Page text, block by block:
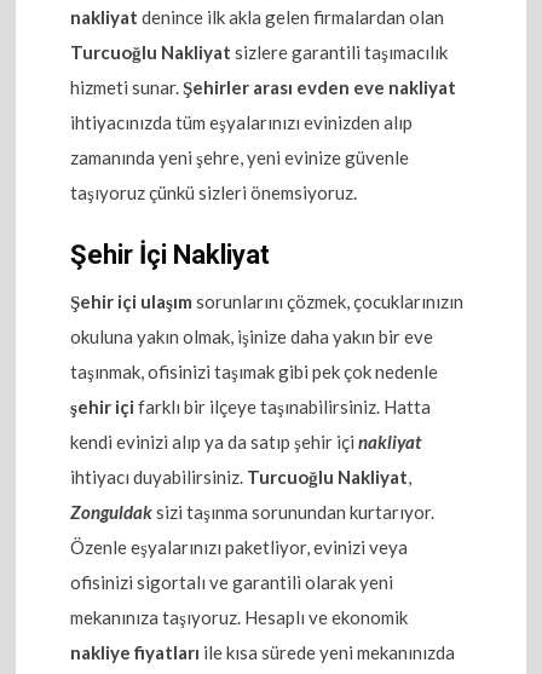
nakliyat denince ilk akla gelen firmalardan olan
Turcuoğlu Nakliyat sizlere garantili taşımacılık
hizmeti sunar.Şehirler arası evden eve nakliyat
ihtiyacınızda tüm eşyalarınızı evinizden alıp
zamanında yeni şehre, yeni evinize güvenle
taşıyoruz çünkü sizleri önemsiyoruz.
Şehir İçi Nakliyat
Şehir içi ulaşım sorunlarını çözmek, çocuklarınızın
okuluna yakın olmak, işinize daha yakın bir eve
taşınmak, ofisinizi taşımak gibi pek çok nedenle
şehir içi farklı bir ilçeye taşınabilirsiniz. Hatta
kendi evinizi alıp ya da satıp şehir içinakliyat
ihtiyacı duyabilirsiniz. Turcuoğlu Nakliyat,
Zonguldaksizi taşınma sorunundan kurtarıyor.
Özenle eşyalarınızı paketliyor, evinizi veya
ofisinizi sigortalı ve garantili olarak yeni
mekanınıza taşıyoruz. Hesaplı ve ekonomik
nakliye fiyatları ile kısa sürede yeni mekanınızda